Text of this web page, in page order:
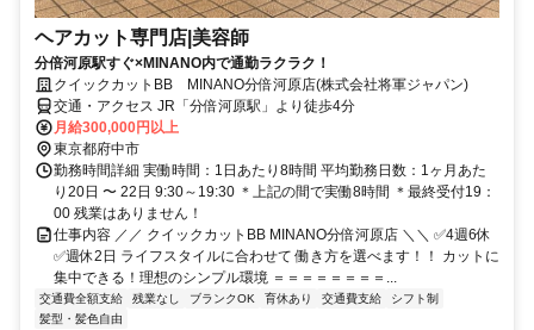
ヘアカット専門店|美容師
分倍河原駅すぐ×MINANO内で通勤ラクラク！
クイックカットBB MINANO分倍河原店(株式会社将軍ジャパン)
交通・アクセス JR「分倍河原駅」より徒歩4分
月給300,000円以上
東京都府中市
勤務時間詳細 実働時間：1日あたり8時間 平均勤務日数：1ヶ月あた
り20日 〜 22日 9:30～19:30 ＊上記の間で実働8時間 ＊最終受付19：
00 残業はありません！
仕事内容 ／／ クイックカットBB MINANO分倍河原店 ＼＼ ✅4週6休
✅週休2日 ライフスタイルに合わせて 働き方を選べます！！ カットに
集中できる！理想のシンプル環境 ＝＝＝＝＝＝＝＝...
交通費全額支給 残業なし ブランクOK 育休あり 交通費支給
シフト制
髪型・髪色自由